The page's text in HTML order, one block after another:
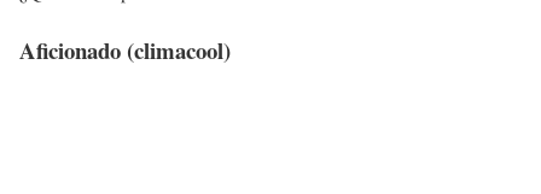
Aficionado (climacool)